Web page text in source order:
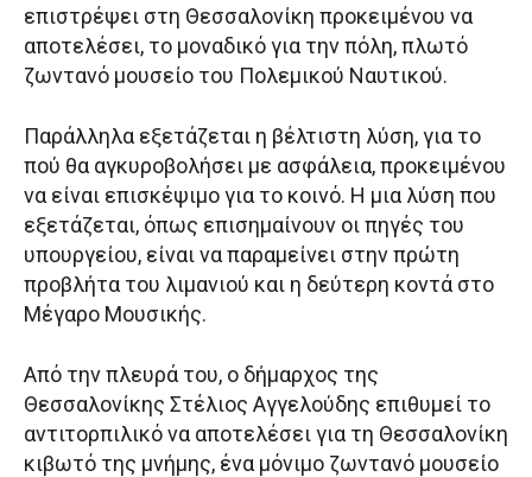
επιστρέψει στη Θεσσαλονίκη προκειμένου να
αποτελέσει, το μοναδικό για την πόλη, πλωτό
ζωντανό μουσείο του Πολεμικού Ναυτικού.
Παράλληλα εξετάζεται η βέλτιστη λύση, για το
πού θα αγκυροβολήσει με ασφάλεια, προκειμένου
να είναι επισκέψιμο για το κοινό. Η μια λύση που
εξετάζεται, όπως επισημαίνουν οι πηγές του
υπουργείου, είναι να παραμείνει στην πρώτη
προβλήτα του λιμανιού και η δεύτερη κοντά στο
Μέγαρο Μουσικής.
Από την πλευρά του, ο δήμαρχος της
Θεσσαλονίκης Στέλιος Αγγελούδης επιθυμεί το
αντιτορπιλικό να αποτελέσει για τη Θεσσαλονίκη
κιβωτό της μνήμης, ένα μόνιμο ζωντανό μουσείο